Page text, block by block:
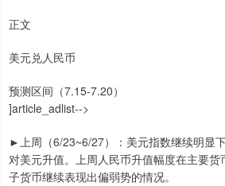
正文
美元兑人民币
预测区间（7.15-7.20）
]article_adlist-->
►上周（6/23~6/27）：美元指数继续明显
对美元升值。上周人民币升值幅度在主要
子货币继续表现出偏弱势的情况。